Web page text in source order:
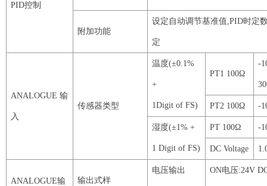
PID控制
附加功能
设定自动调节基准值,PID时定
定
ANALOGUE 输
入
传感器类型
温度(±0.1%
+
1Digit of FS)
PT1 100Ω
-
PT2 100Ω -
湿度(±1% +
1 Digit of FS)
PT 100Ω -
DC Voltage 1.
ANALOGUE输 输出式样
电压输出 ON电压:24V